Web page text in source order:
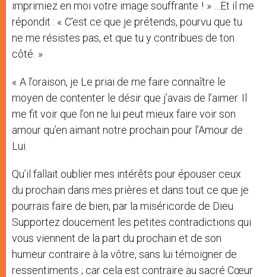
imprimiez en moi votre image souffrante ! » …Et il me
répondit : « C’est ce que je prétends, pourvu que tu
ne me résistes pas, et que tu y contribues de ton
côté. »
« A l’oraison, je Le priai de me faire connaître le
moyen de contenter le désir que j’avais de l’aimer. Il
me fit voir que l’on ne lui peut mieux faire voir son
amour qu’en aimant notre prochain pour l’Amour de
Lui.
Qu’il fallait oublier mes intérêts pour épouser ceux
du prochain dans mes prières et dans tout ce que je
pourrais faire de bien, par la miséricorde de Dieu.
Supportez doucement les petites contradictions qui
vous viennent de la part du prochain et de son
humeur contraire à la vôtre, sans lui témoigner de
ressentiments ; car cela est contraire au sacré Cœur